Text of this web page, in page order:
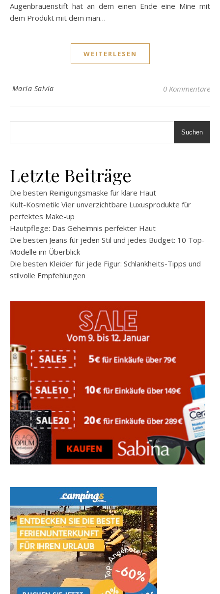
Augenbrauenstift hat an dem einen Ende eine Mine mit
dem Produkt mit dem man…
WEITERLESEN
Maria Salvia 0 Kommentare
Suchen
Letzte Beiträge
Die besten Reinigungsmaske für klare Haut
Kult-Kosmetik: Vier unverzichtbare Luxusprodukte für
perfektes Make-up
Hautpflege: Das Geheimnis perfekter Haut
Die besten Jeans für jeden Stil und jedes Budget: 10 Top-
Modelle im Überblick
Die besten Kleider für jede Figur: Schlankheits-Tipps und
stilvolle Empfehlungen